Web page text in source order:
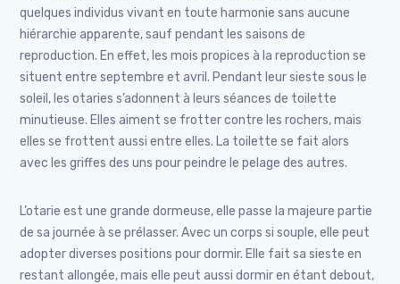
quelques individus vivant en toute harmonie sans aucune
hiérarchie apparente, sauf pendant les saisons de
reproduction. En effet, les mois propices à la reproduction se
situent entre septembre et avril. Pendant leur sieste sous le
soleil, les otaries s’adonnent à leurs séances de toilette
minutieuse. Elles aiment se frotter contre les rochers, mais
elles se frottent aussi entre elles. La toilette se fait alors
avec les griffes des uns pour peindre le pelage des autres.
L’otarie est une grande dormeuse, elle passe la majeure partie
de sa journée à se prélasser. Avec un corps si souple, elle peut
adopter diverses positions pour dormir. Elle fait sa sieste en
restant allongée, mais elle peut aussi dormir en étant debout,